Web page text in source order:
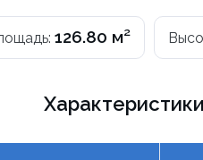
126.80 м²